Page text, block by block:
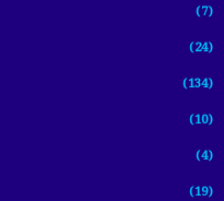
(7)
(24)
(134)
(10)
(4)
(19)